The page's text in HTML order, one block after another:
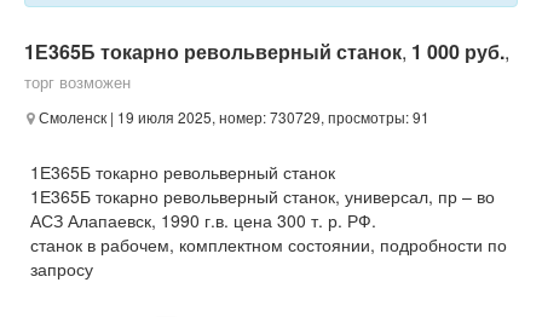
1Е365Б токарно револьверный станок, 1 000 руб.,
торг возможен
Смоленск | 19 июля 2025, номер: 730729, просмотры: 91
1Е365Б токарно револьверный станок
1Е365Б токарно револьверный станок, универсал, пр – во
АСЗ Алапаевск, 1990 г.в. цена 300 т. р. РФ.
станок в рабочем, комплектном состоянии, подробности по
запросу